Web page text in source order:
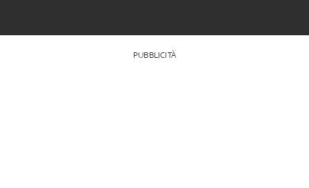
PUBBLICITÀ